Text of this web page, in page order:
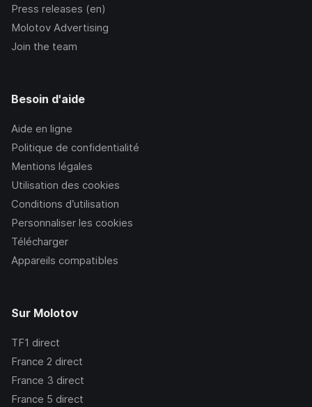
Press releases (en)
Molotov Advertising
Join the team
Besoin d'aide
Aide en ligne
Politique de confidentialité
Mentions légales
Utilisation des cookies
Conditions d’utilisation
Personnaliser les cookies
Télécharger
Appareils compatibles
Sur Molotov
TF1 direct
France 2 direct
France 3 direct
France 5 direct